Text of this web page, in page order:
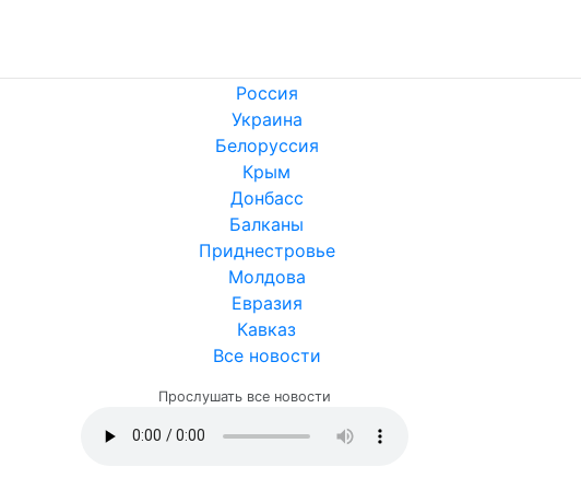
Россия
Украина
Белоруссия
Крым
Донбасс
Балканы
Приднестровье
Молдова
Евразия
Кавказ
Все новости
Прослушать все новости